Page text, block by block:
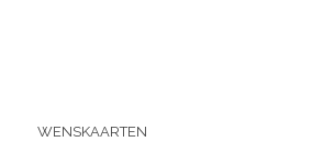
WENSKAARTEN